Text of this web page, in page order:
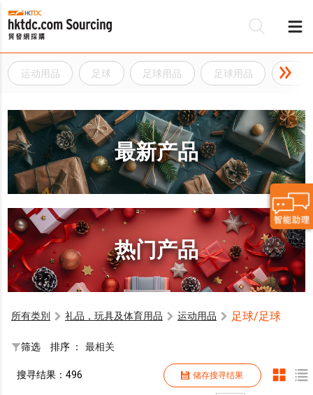
运动用品 足球 足球用品 足球用品 球
最新产品
热门产品
所有类別 礼品，玩具及体育用品 运动用品 足球/足球
筛选 排序 ： 最相关
储存搜寻结果
搜寻结果：496